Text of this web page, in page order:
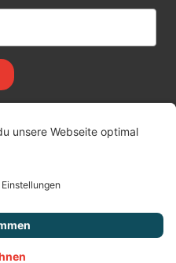
FAQ
Datenschutz
AGB
Versicherung